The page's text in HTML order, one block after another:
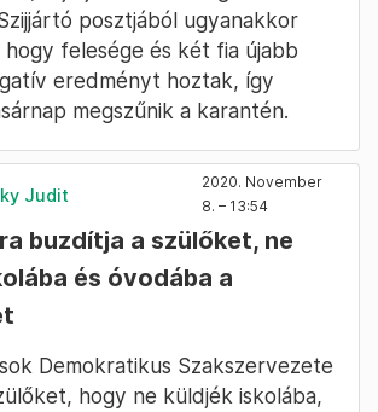
posztjából ugyanakkor
hogy felesége és két fia újabb
eredményt hoztak, így
megszűnik a karantén.
Judit
2020. November
8. – 13:54
buzdítja a szülőket, ne
és óvodába a
Demokratikus Szakszervezete
hogy ne küldjék iskolába,